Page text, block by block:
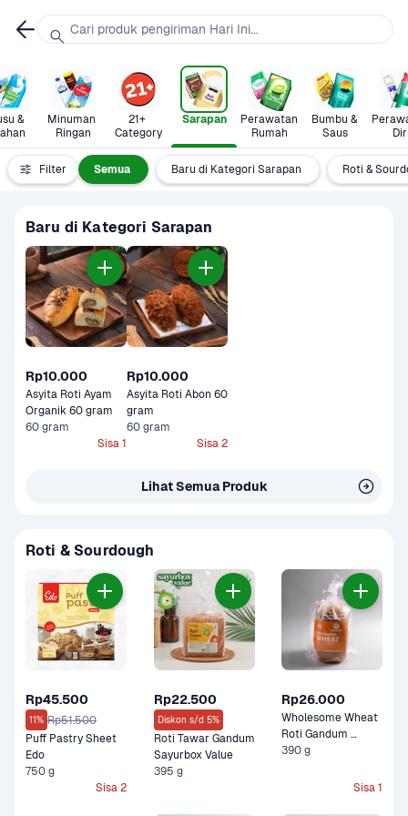
&
Minuman
Ringan
21+
Category
Sarapan
Perawatan
Rumah
Bumbu &
Saus
Filter Semua Baru di Kategori Sarapan Roti &
Baru di Kategori Sarapan
Rp10.000
Asyita Roti Ayam
Organik 60 gram
60 gram
Sisa 1
Rp10.000
Asyita Roti Abon 60
gram
60 gram
Sisa 2
Lihat Semua Produk
Roti & Sourdough
Rp45.500
11% Rp51.500
Puff Pastry Sheet
Edo
750 g
Sisa 2
Rp22.500
Diskon s/d 5%
Roti Tawar Gandum
Sayurbox Value
395 g
Rp26.000
Wholesome Wheat
Roti Gandum
Bakers Hill Bakery
390 g
Sisa 1
Cari produk pengiriman Hari Ini...